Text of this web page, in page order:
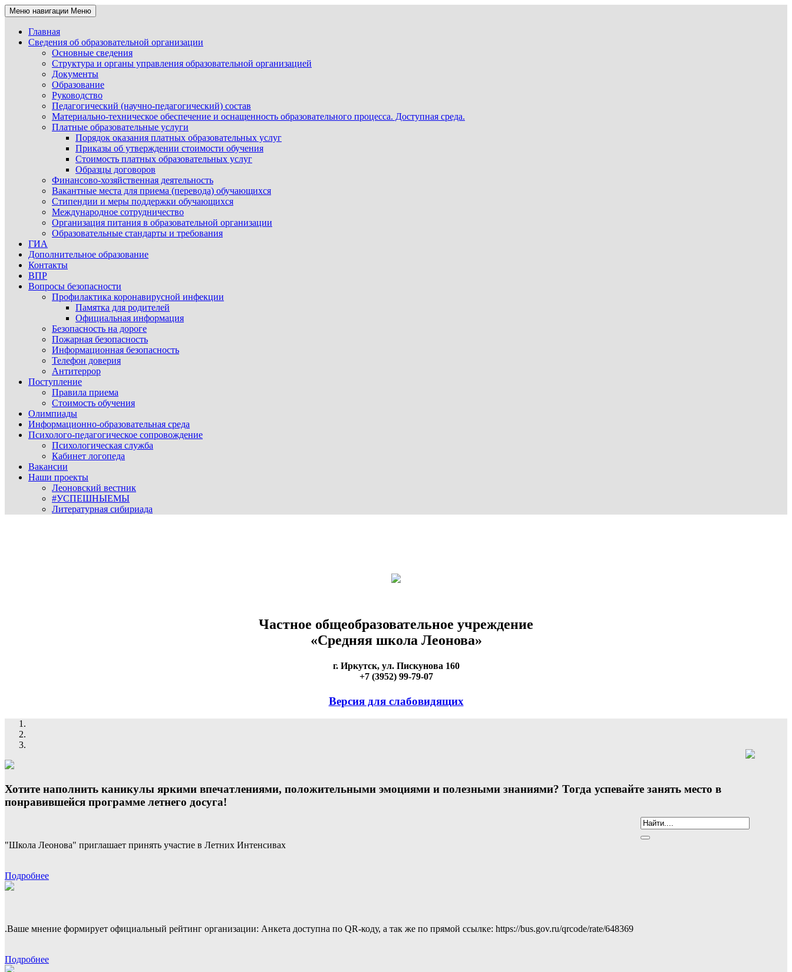
Меню навигации Меню
Главная
Сведения об образовательной организации
Основные сведения
Структура и органы управления образовательной организацией
Документы
Образование
Руководство
Педагогический (научно-педагогический) состав
Материально-техническое обеспечение и оснащенность образовательного процесса. Доступная среда.
Платные образовательные услуги
Порядок оказания платных образовательных услуг
Приказы об утверждении стоимости обучения
Стоимость платных образовательных услуг
Образцы договоров
Финансово-хозяйственная деятельность
Вакантные места для приема (перевода) обучающихся
Стипендии и меры поддержки обучающихся
Международное сотрудничество
Организация питания в образовательной организации
Образовательные стандарты и требования
ГИА
Дополнительное образование
Контакты
ВПР
Вопросы безопасности
Профилактика коронавирусной инфекции
Памятка для родителей
Официальная информация
Безопасность на дороге
Пожарная безопасность
Информационная безопасность
Телефон доверия
Антитеррор
Поступление
Правила приема
Стоимость обучения
Олимпиады
Информационно-образовательная среда
Психолого-педагогическое сопровождение
Психологическая служба
Кабинет логопеда
Вакансии
Наши проекты
Леоновский вестник
#УСПЕШНЫЕМЫ
Литературная сибириада
Частное общеобразовательное учреждение
«Средняя школа Леонова»
г. Иркутск, ул. Пискунова 160
+7 (3952) 99-79-07
Версия для слабовидящих
Хотите наполнить каникулы яркими впечатлениями, положительными эмоциями и полезными знаниями? Тогда успевайте занять место в
понравившейся программе летнего досуга!
"Школа Леонова" приглашает принять участие в Летних Интенсивах
Подробнее
.Ваше мнение формирует официальный рейтинг организации: Анкета доступна по QR-коду, а так же по прямой ссылке: https://bus.gov.ru/qrcode/rate/648369
Подробнее